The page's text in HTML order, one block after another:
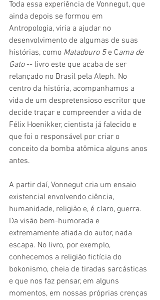
Toda essa experiência de Vonnegut, que
ainda depois se formou em
Antropologia, viria a ajudar no
desenvolvimento de algumas de suas
histórias, como Matadouro 5 e Cama de
Gato -- livro este que acaba de ser
relançado no Brasil pela Aleph. No
centro da história, acompanhamos a
vida de um despretensioso escritor que
decide traçar e compreender a vida de
Félix Hoenikker, cientista já falecido e
que foi o responsável por criar o
conceito da bomba atômica alguns anos
antes.
A partir daí, Vonnegut cria um ensaio
existencial envolvendo ciência,
humanidade, religião e, é claro, guerra.
Da visão bem-humorada e
extremamente afiada do autor, nada
escapa. No livro, por exemplo,
conhecemos a religião fictícia do
bokonismo, cheia de tiradas sarcásticas
e que nos faz pensar, em alguns
momentos, em nossas próprias crenças